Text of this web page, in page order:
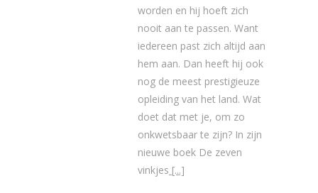
worden en hij hoeft zich
nooit aan te passen. Want
iedereen past zich altijd aan
hem aan. Dan heeft hij ook
nog de meest prestigieuze
opleiding van het land. Wat
doet dat met je, om zo
onkwetsbaar te zijn? In zijn
nieuwe boek De zeven
vinkjes [...]